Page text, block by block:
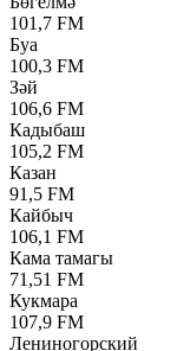
101,7 FM
Буа
100,3 FM
Зәй
106,6 FM
Кадыбаш
105,2 FM
Казан
91,5 FM
Кайбыч
106,1 FM
Кама тамагы
71,51 FM
Кукмара
107,9 FM
Лениногорский